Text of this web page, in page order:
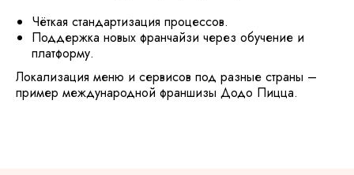
Чёткая стандартизация процессов.
Поддержка новых франчайзи через обучение и
платформу.
Локализация меню и сервисов под разные страны –
пример международной франшизы Додо Пицца.